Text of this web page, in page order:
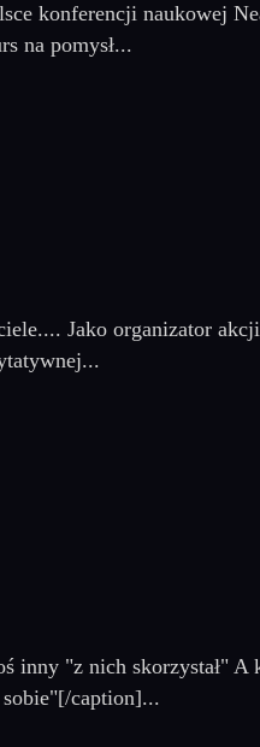
konferencji naukowej
na pomysł...
Jako organizator
inny "z nich skorzystał" A
caption]...